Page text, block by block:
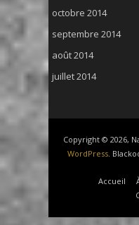
octobre 2014
septembre 2014
août 2014
juillet 2014
Copyright © 2026,
WordPress.
Accueil